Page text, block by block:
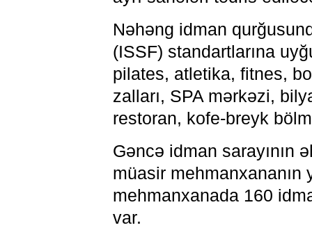
Nəhəng idman
(ISSF) standartlarına
pilates, atletika, fitnes,
zalları, SPA mərkəzi,
restoran, kofe-breyk
Gəncə idman sarayının
müasir mehmanxananın
mehmanxanada 160
var.